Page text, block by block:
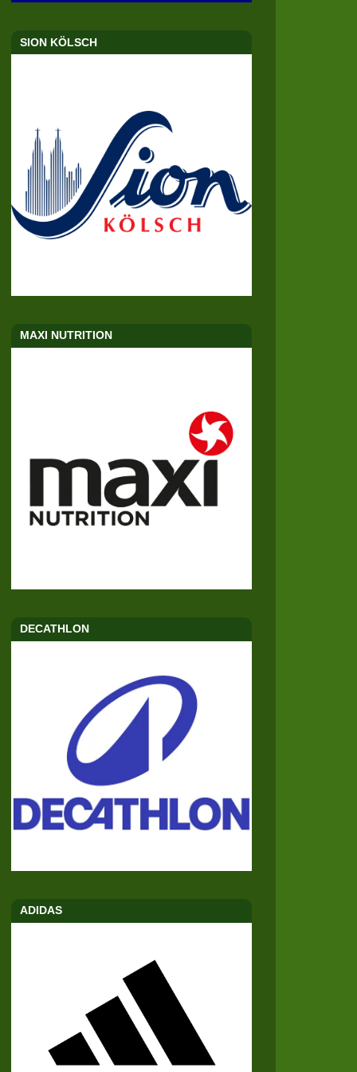
SION KÖLSCH
MAXI NUTRITION
DECATHLON
ADIDAS